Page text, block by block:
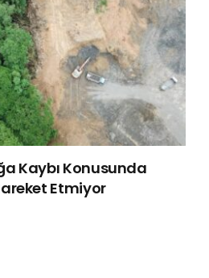
Kaybı Konusunda
Etmiyor